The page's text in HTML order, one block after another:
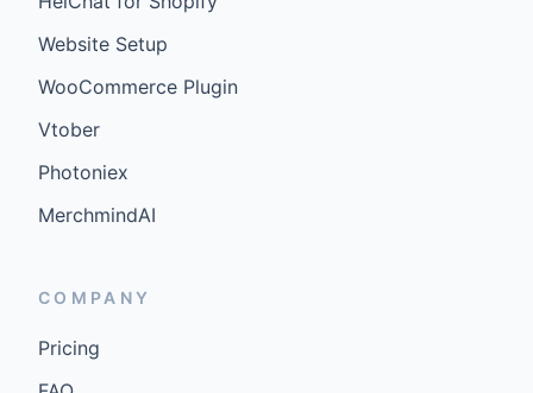
Website Setup
WooCommerce Plugin
Vtober
Photoniex
MerchmindAI
COMPANY
Pricing